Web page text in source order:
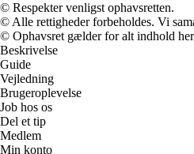
© Respekter venligst ophavsretten.
© Alle rettigheder forbeholdes. Vi
© Ophavsret gælder for alt indhold
Beskrivelse
Guide
Vejledning
Brugeroplevelse
Job hos os
Del et tip
Medlem
Min konto